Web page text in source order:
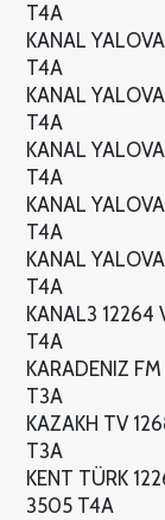
T4A
KANAL
T4A
KANAL
T4A
KANAL
T4A
KANAL
T4A
KANAL
T4A
KANAL3
T4A
KARADENIZ
T3A
KAZAKH TV
T3A
KENT TÜRK
3505 T4A